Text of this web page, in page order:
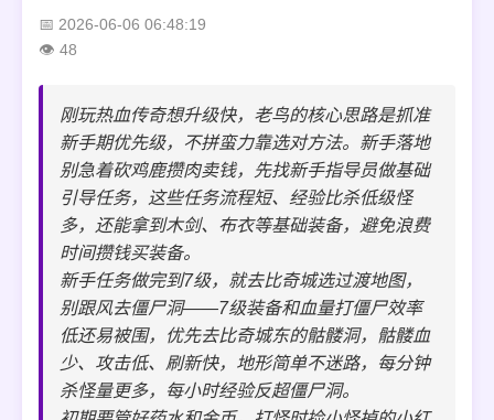
2026-06-06 06:48:19
48
刚玩热血传奇想升级快，老鸟的核心思路是抓准
新手期优先级，不拼蛮力靠选对方法。新手落地
别急着砍鸡鹿攒肉卖钱，先找新手指导员做基础
引导任务，这些任务流程短、经验比杀低级怪
多，还能拿到木剑、布衣等基础装备，避免浪费
时间攒钱买装备。
新手任务做完到7级，就去比奇城选过渡地图，
别跟风去僵尸洞——7级装备和血量打僵尸效率
低还易被围，优先去比奇城东的骷髅洞，骷髅血
少、攻击低、刷新快，地形简单不迷路，每分钟
杀怪量更多，每小时经验反超僵尸洞。